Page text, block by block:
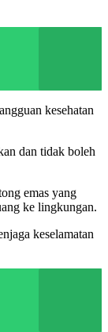
kesehatan
dan tidak boleh
emas yang
ke lingkungan.
keselamatan